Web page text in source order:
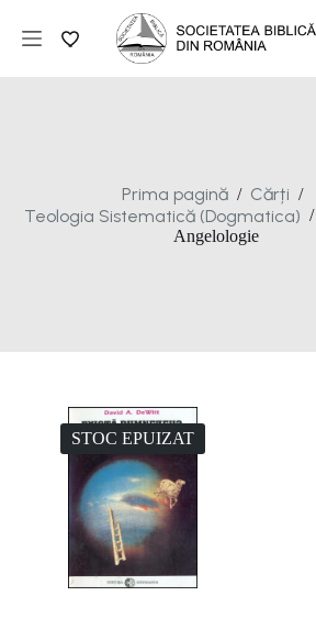
conținut
Prima pagină / Cărți /
Teologia Sistematică (Dogmatica) /
Angelologie
STOC EPUIZAT